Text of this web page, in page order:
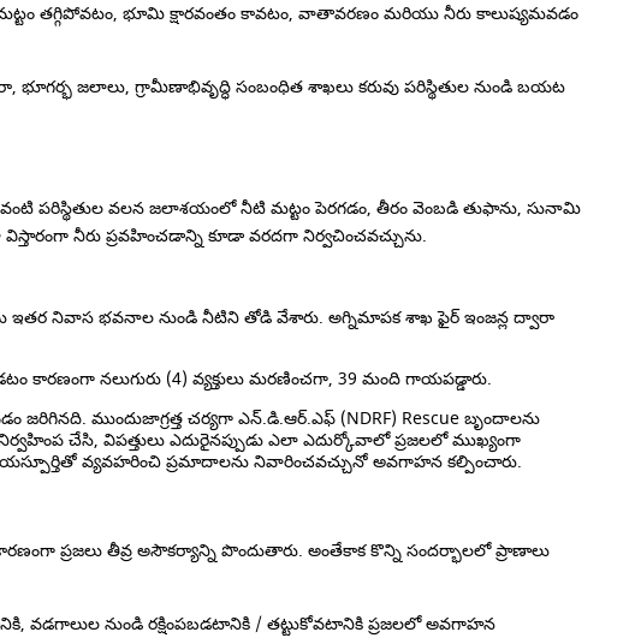
తగ్గిపోవటం, భూమి క్షారవంతం కావటం, వాతావరణం మరియు నీరు కాలుష్యమవడం
భూగర్భ జలాలు, గ్రామీణాభివృద్ధి సంబంధిత శాఖలు కరువు పరిస్థితుల నుండి బయట
పరిస్థితుల వలన జలాశయంలో నీటి మట్టం పెరగడం, తీరం వెంబడి తుఫాను, సునామి
నీరు ప్రవహించడాన్ని కూడా వరదగా నిర్వచించవచ్చును.
నివాస భవనాల నుండి నీటిని తోడి వేశారు. అగ్నిమాపక శాఖ ఫైర్ ఇంజన్ల ద్వారా
నలుగురు (4) వ్యక్తులు మరణించగా, 39 మంది గాయపడ్డారు.
జరిగినది. ముందుజాగ్రత్త చర్యగా ఎన్.డి.ఆర్.ఎఫ్ (NDRF) Rescue బృందాలను
చేసి, విపత్తులు ఎదురైనప్పుడు ఎలా ఎదుర్కోవాలో ప్రజలలో ముఖ్యంగా
వ్యవహరించి ప్రమాదాలను నివారించవచ్చునో అవగాహన కల్పించారు.
ప్రజలు తీవ్ర అసౌకర్యాన్ని పొందుతారు. అంతేకాక కొన్ని సందర్భాలలో ప్రాణాలు
వడగాలుల నుండి రక్షింపబడటానికి / తట్టుకోవటానికి ప్రజలలో అవగాహన